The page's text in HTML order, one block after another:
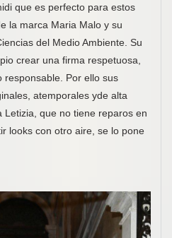
que es perfecto para estos
la marca Maria Malo y su
del Medio Ambiente. Su
crear una firma respetuosa,
responsable. Por ello sus
atemporales yde alta
Letizia, que no tiene reparos en
looks con otro aire, se lo pone